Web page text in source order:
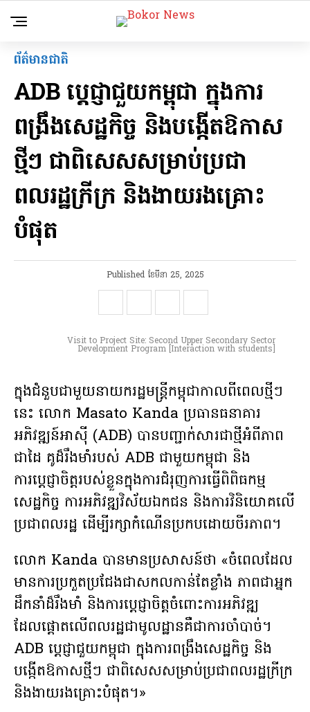
ព័ត៌មានជាតិ
ADB ប្តេជ្ញាជួយកម្ពុជា ក្នុងការ
ពង្រឹងសេដ្ឋកិច្ច និងបង្កើតឱកាស
ថ្មីៗ ជាពិសេសសម្រាប់ប្រជា
ពលរដ្ឋក្រីក្រ និងងាយរងគ្រោះ
បំផុត
Published ខែ​មីនា 25, 2025
Visit to Project Site: Second Upper Secondary Sector
Development Program [Interaction with students]
ក្នុង​ជំនួប​ជាមួយ​នាយករដ្ឋមន្រ្តីកម្ពុជា​កាលពីពេលថ្មីៗ
នេះ លោក Masato Kanda ប្រធានធនាគារ
អភិវឌ្ឍន៍អាស៊ី (ADB) បានបញ្ជាក់សារជាថ្មីអំពីភាព
ជាដៃ គូដ៏រឹងមាំរបស់ ADB ជាមួយកម្ពុជា និង
ការប្តេជ្ញាចិត្តរបស់ខ្លួនក្នុងការជំរុញការធ្វើពិពិធកម្ម
សេដ្ឋកិច្ច ការអភិវឌ្ឍវិស័យឯកជន និងការវិនិយោគលើ
ប្រជាពលរដ្ឋ ដើម្បីរក្សាកំណើនប្រកបដោយចីរភាព។
លោក Kanda បានមានប្រសាសន៍ថា «ចំពេលដែល
មានការប្រកួតប្រជែងជាសកលកាន់តែខ្លាំង ភាពជាអ្នក
ដឹកនាំដ៏រឹងមាំ និងការប្តេជ្ញាចិត្តចំពោះការអភិវឌ្ឍ
ដែលផ្តោតលើពលរដ្ឋជាមូលដ្ឋានគឺជាការចាំបាច់។
ADB ប្តេជ្ញាជួយកម្ពុជា ក្នុងការពង្រឹងសេដ្ឋកិច្ច និង
បង្កើតឱកាសថ្មីៗ ជាពិសេសសម្រាប់ប្រជាពលរដ្ឋក្រីក្រ
និងងាយរងគ្រោះបំផុត។»